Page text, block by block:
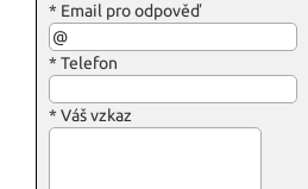
* Email pro odpověď
* Telefon
* Váš vzkaz